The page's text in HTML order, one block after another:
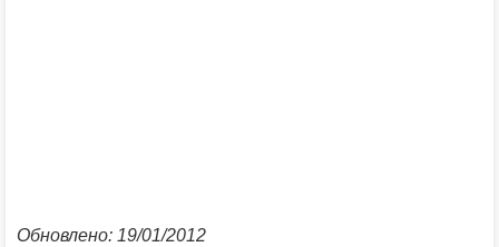
Обновлено: 19/01/2012